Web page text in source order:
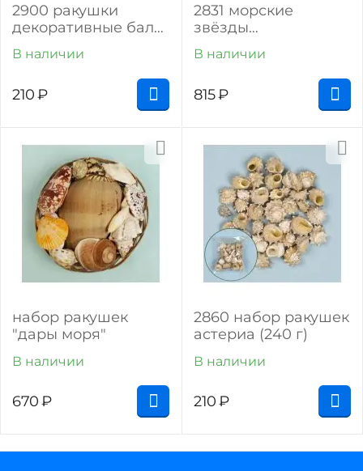
2900 ракушки
декоративные бали
(100 г)
В наличии
210₽
2831 морские
звёзды
натуральные 7-10 см
(100 шт. в упак.)
В наличии
815₽
набор ракушек
"дары моря"
В наличии
670₽
2860 набор ракушек
астериа (240 г)
В наличии
210₽